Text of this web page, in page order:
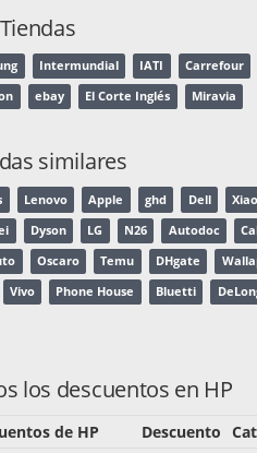
Intermundial IATI Carrefour
ebay El Corte Inglés Miravia
similares
Lenovo Apple ghd Dell
Dyson LG N26 Autodoc
Oscaro Temu DHgate
Vivo Phone House Bluetti
los descuentos en HP
de HP Descuento